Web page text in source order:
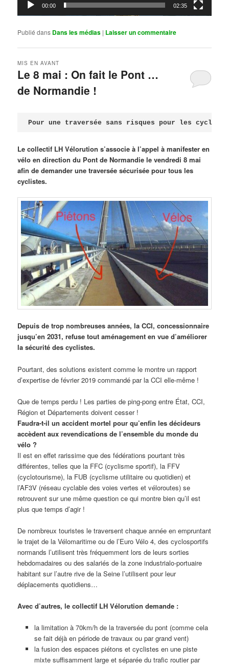
00:00 02:35
Publié dans Dans les médias | Laisser un commentaire
Le 8 mai : On fait le Pont …
de Normandie !
MIS EN AVANT
Pour une traversée sans risques pour les
Le collectif LH Vélorution s’associe à l’appel à manifester en
vélo en direction du Pont de Normandie le vendredi 8 mai
afin de demander une traversée sécurisée pour tous les
cyclistes.
Depuis de trop nombreuses années, la CCI, concessionnaire
jusqu’en 2031, refuse tout aménagement en vue d’améliorer
la sécurité des cyclistes.
Pourtant, des solutions existent comme le montre un rapport
d’expertise de février 2019 commandé par la CCI elle-même !
Que de temps perdu ! Les parties de ping-pong entre État, CCI,
Région et Départements doivent cesser !
Faudra-t-il un accident mortel pour qu’enfin les décideurs
accèdent aux revendications de l’ensemble du monde du
vélo ?
Il est en effet rarissime que des fédérations pourtant très
différentes, telles que la FFC (cyclisme sportif), la FFV
(cyclotourisme), la FUB (cyclisme utilitaire ou quotidien) et
l’AF3V (réseau cyclable des voies vertes et véloroutes) se
retrouvent sur une même question ce qui montre bien qu’il est
plus que temps d’agir !
De nombreux touristes le traversent chaque année en empruntant
le trajet de la Vélomaritime ou de l’Euro Vélo 4, des cyclosportifs
normands l’utilisent très fréquemment lors de leurs sorties
hebdomadaires ou des salariés de la zone industrialo-portuaire
habitant sur l’autre rive de la Seine l’utilisent pour leur
déplacements quotidiens…
Avec d’autres, le collectif LH Vélorution demande :
la limitation à 70km/h de la traversée du pont (comme cela
se fait déjà en période de travaux ou par grand vent)
la fusion des espaces piétons et cyclistes en une piste
mixte suffisamment large et séparée du trafic routier par